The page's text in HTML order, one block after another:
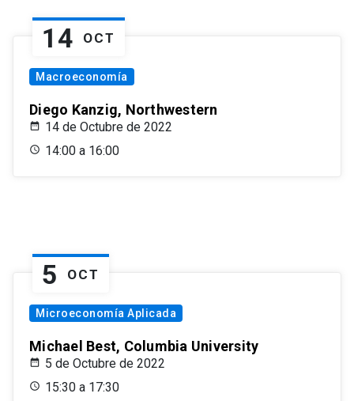
14 OCT
Macroeconomía
Diego Kanzig, Northwestern
14 de Octubre de 2022
14:00 a 16:00
5 OCT
Microeconomía Aplicada
Michael Best, Columbia University
5 de Octubre de 2022
15:30 a 17:30